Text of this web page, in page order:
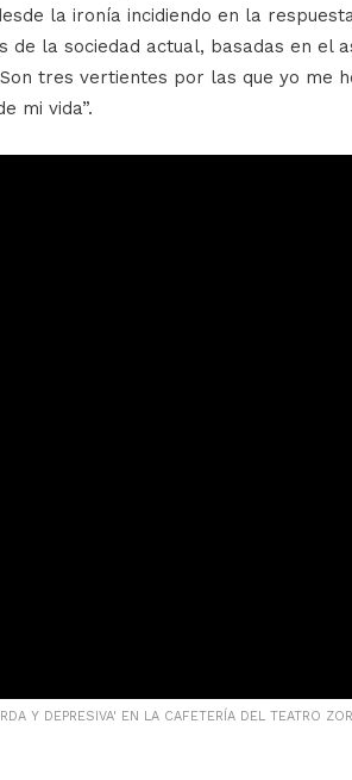
la ironía incidiendo en la
de la sociedad actual, basadas en el
tres vertientes por las que yo me
mi vida”.
Y DEPRESIVA' EN LA CAFETERÍA DEL TEATRO